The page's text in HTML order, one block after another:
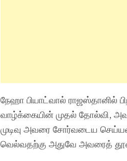
நேஹா பியாட்வால் ராஜஸ்தானில்
வாழ்க்கையின் முதல் தோல்வி,
முடிவு அவரை சோர்வடைய
வெல்வதற்கு அதுவே அவரைத்